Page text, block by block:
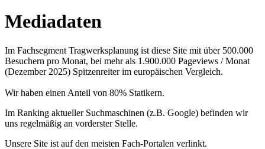
Mediadaten
Im Fachsegment Tragwerksplanung ist diese Site mit über 500.000
Besuchern pro Monat, bei mehr als 1.900.000 Pageviews / Monat
(Dezember 2025) Spitzenreiter im europäischen Vergleich.
Wir haben einen Anteil von 80% Statikern.
Im Ranking aktueller Suchmaschinen (z.B. Google) befinden wir
uns regelmäßig an vorderster Stelle.
Unsere Site ist auf den meisten Fach-Portalen verlinkt.